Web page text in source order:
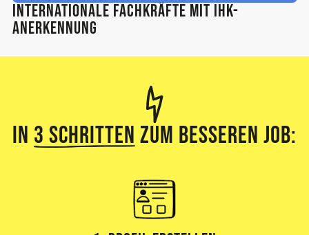
Internationale Fachkräfte mit IHK-
Anerkennung
In 3 Schritten zum besseren Job: